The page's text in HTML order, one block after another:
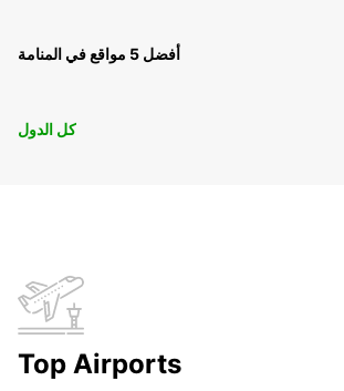
أفضل 5 مواقع في المنامة
كل الدول
Top Airports